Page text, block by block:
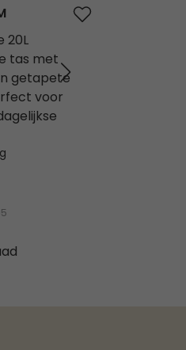
20L
tas met
getapete
voor